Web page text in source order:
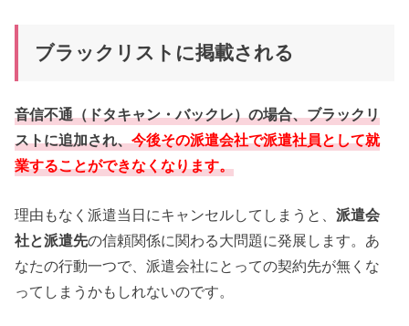
ブラックリストに掲載される
音信不通（ドタキャン・バックレ）の場合、ブラックリ
ストに追加され、今後その派遣会社で派遣社員として就
業することができなくなります。
理由もなく派遣当日にキャンセルしてしまうと、派遣会
社と派遣先の信頼関係に関わる大問題に発展します。あ
なたの行動一つで、派遣会社にとっての契約先が無くな
ってしまうかもしれないのです。